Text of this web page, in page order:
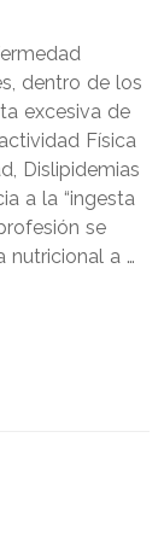
dentro de los
excesiva de
Física
Dislipidemias
a la “ingesta
se
nutricional a …